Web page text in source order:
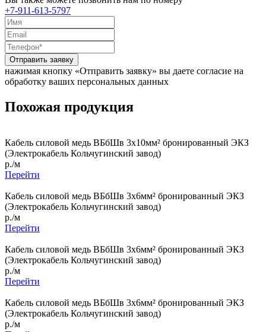
+7-911-613-5797
Отправить заявку
нажимая кнопку «Отправить заявку» вы даете согласие на
обработку ваших персональных данных
Похожая продукция
Кабель силовой медь ВБбШв 3x10мм² бронированный ЭКЗ
(Электрокабель Кольчугинский завод)
р./м
Перейти
Кабель силовой медь ВБбШв 3x6мм² бронированный ЭКЗ
(Электрокабель Кольчугинский завод)
р./м
Перейти
Кабель силовой медь ВБбШв 3x6мм² бронированный ЭКЗ
(Электрокабель Кольчугинский завод)
р./м
Перейти
Кабель силовой медь ВБбШв 3x6мм² бронированный ЭКЗ
(Электрокабель Кольчугинский завод)
р./м